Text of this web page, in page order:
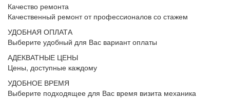
Качество ремонта
Качественный ремонт от профессионалов со стажем
УДОБНАЯ ОПЛАТА
Выберите удобный для Вас вариант оплаты
АДЕКВАТНЫЕ ЦЕНЫ
Цены, доступные каждому
УДОБНОЕ ВРЕМЯ
Выберите подходящее для Вас время визита механика